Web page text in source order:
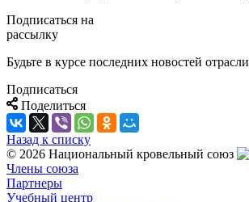
Подписаться на
рассылку
Будьте в курсе последних новостей отрасли
Подписаться
Поделиться
Назад к списку
© 2026 Национальный кровельный союз
Члены союза
Партнеры
Учебный центр